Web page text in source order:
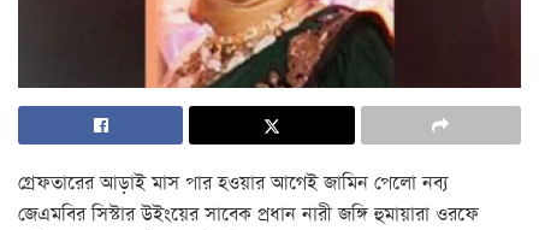
গ্রেফতারের আড়াই মাস পার হওয়ার আগেই জামিন পেলো নব্য
জেএমবির সিস্টার উইংয়ের সাবেক প্রধান নারী জঙ্গি হুমায়ারা ওরফে